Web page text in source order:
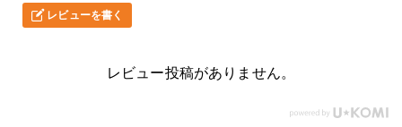
レビューを書く
レビュー投稿がありません。